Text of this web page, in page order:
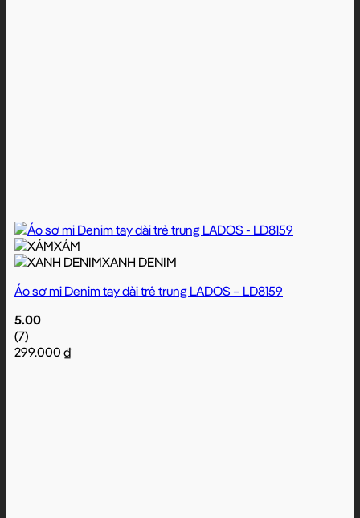
XÁM
XANH DENIM
Áo sơ mi Denim tay dài trẻ trung LADOS – LD8159
5.00
(7)
299.000 ₫